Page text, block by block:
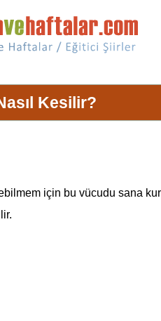
Kesilir?
için bu vücudu sana